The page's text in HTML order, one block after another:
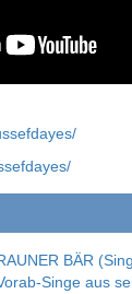
BÄR
Singe aus